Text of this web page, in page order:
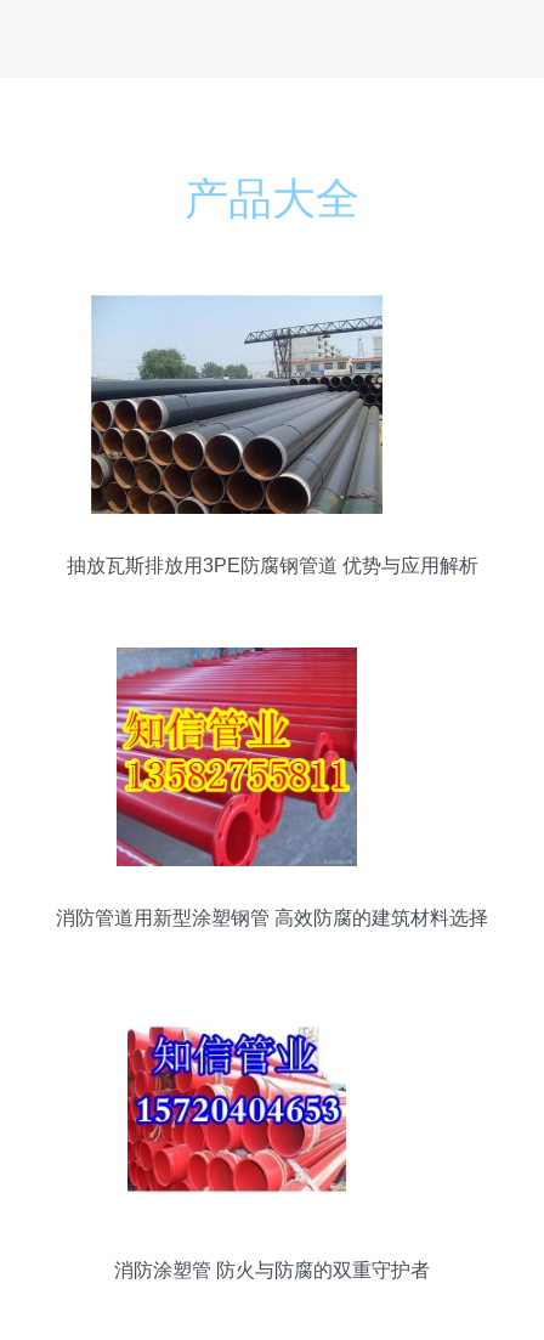
产品大全
抽放瓦斯排放用3PE防腐钢管道 优势与应用解析
消防管道用新型涂塑钢管 高效防腐的建筑材料选择
消防涂塑管 防火与防腐的双重守护者